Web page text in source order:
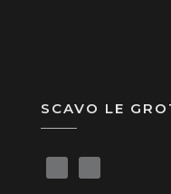
SCAVO LE